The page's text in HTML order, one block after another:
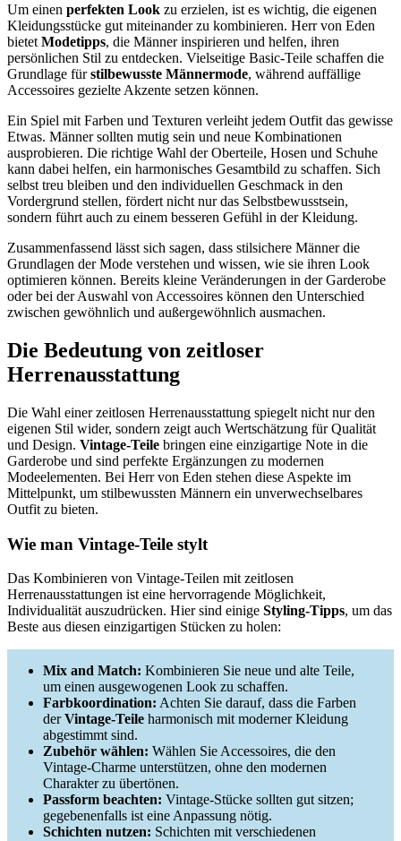
Um einen perfekten Look zu erzielen, ist es wichtig, die eigenen
Kleidungsstücke gut miteinander zu kombinieren. Herr von Eden
bietet Modetipps, die Männer inspirieren und helfen, ihren
persönlichen Stil zu entdecken. Vielseitige Basic-Teile schaffen die
Grundlage fürstilbewusste Männermode, während auffällige
Accessoires gezielte Akzente setzen können.
Ein Spiel mit Farben und Texturen verleiht jedem Outfit das gewisse
Etwas. Männer sollten mutig sein und neue Kombinationen
ausprobieren. Die richtige Wahl der Oberteile, Hosen und Schuhe
kann dabei helfen, ein harmonisches Gesamtbild zu schaffen. Sich
selbst treu bleiben und den individuellen Geschmack in den
Vordergrund stellen, fördert nicht nur das Selbstbewusstsein,
sondern führt auch zu einem besseren Gefühl in der Kleidung.
Zusammenfassend lässt sich sagen, dass stilsichere Männer die
Grundlagen der Mode verstehen und wissen, wie sie ihren Look
optimieren können. Bereits kleine Veränderungen in der Garderobe
oder bei der Auswahl von Accessoires können den Unterschied
zwischen gewöhnlich und außergewöhnlich ausmachen.
Die Bedeutung von zeitloser
Herrenausstattung
Die Wahl einer zeitlosen Herrenausstattung spiegelt nicht nur den
eigenen Stil wider, sondern zeigt auch Wertschätzung für Qualität
und Design. Vintage-Teile bringen eine einzigartige Note in die
Garderobe und sind perfekte Ergänzungen zu modernen
Modeelementen. Bei Herr von Eden stehen diese Aspekte im
Mittelpunkt, um stilbewussten Männern ein unverwechselbares
Outfit zu bieten.
Wie man Vintage-Teile stylt
Das Kombinieren von Vintage-Teilen mit zeitlosen
Herrenausstattungen ist eine hervorragende Möglichkeit,
Individualität auszudrücken. Hier sind einige Styling-Tipps, um das
Beste aus diesen einzigartigen Stücken zu holen:
Mix and Match: Kombinieren Sie neue und alte Teile,
um einen ausgewogenen Look zu schaffen.
Farbkoordination: Achten Sie darauf, dass die Farben
derVintage-Teile harmonisch mit moderner Kleidung
abgestimmt sind.
Zubehör wählen: Wählen Sie Accessoires, die den
Vintage-Charme unterstützen, ohne den modernen
Charakter zu übertönen.
Passform beachten: Vintage-Stücke sollten gut sitzen;
gegebenenfalls ist eine Anpassung nötig.
Schichten nutzen: Schichten mit verschiedenen